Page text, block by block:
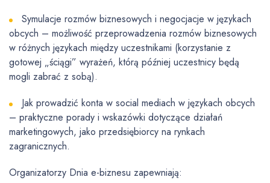
Symulacje rozmów biznesowych i negocjacje w językach
obcych – możliwość przeprowadzenia rozmów biznesowych
w różnych językach między uczestnikami (korzystanie z
gotowej „ściągi” wyrażeń, którą później uczestnicy będą
mogli zabrać z sobą).
Jak prowadzić konta w social mediach w językach obcych
– praktyczne porady i wskazówki dotyczące działań
marketingowych, jako przedsiębiorcy na rynkach
zagranicznych.
Organizatorzy Dnia e-biznesu zapewniają: